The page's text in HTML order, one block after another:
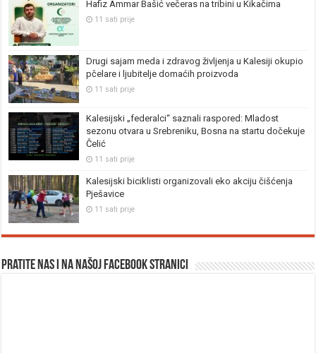
Hafiz Ammar Bašić večeras na tribini u Kikačima
11 sati prije
Drugi sajam meda i zdravog življenja u Kalesiji okupio
pčelare i ljubitelje domaćih proizvoda
11 sati prije
Kalesijski „federalci“ saznali raspored: Mladost
sezonu otvara u Srebreniku, Bosna na startu dočekuje
Čelić
11 sati prije
Kalesijski biciklisti organizovali eko akciju čišćenja
Pješavice
11 sati prije
Pratite nas i na našoj facebook stranici